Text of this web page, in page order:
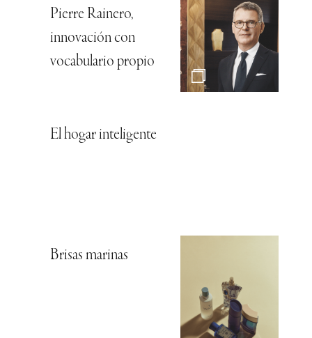
Pierre Rainero,
innovación con
vocabulario propio
El hogar inteligente
Brisas marinas